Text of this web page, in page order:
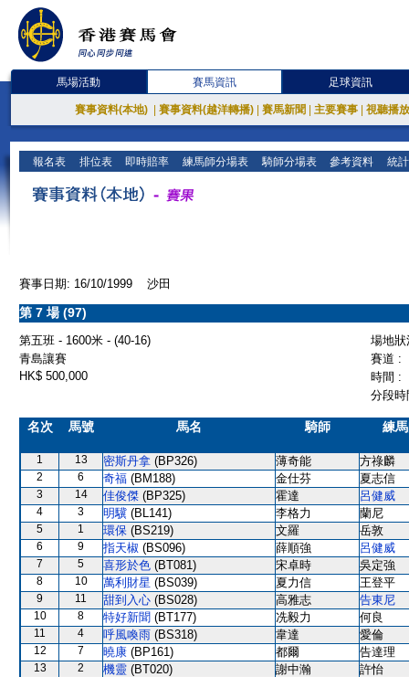
馬場活動 賽馬資訊 足球資訊
賽事資料(本地) 賽事資料(越洋轉播) 賽馬新聞 主要賽事 視聽播
報名表 排位表 即時賠率 練馬師分場表 騎師分場表 參考資料 統
賽事日期: 16/10/1999 沙田
第 7 場 (97)
第五班 - 1600米 - (40-16)
場地
青島讓賽
賽道 :
HK$ 500,000
時間 :
分段
名次 馬號 馬名 騎師 練
1 13 密斯丹拿 (BP326) 薄奇能 方祿麟
2 6 奇福 (BM188) 金仕芬 夏志信
3 14 佳俊傑 (BP325) 霍達 呂健威
4 3 明驥 (BL141) 李格力 蘭尼
5 1 環保 (BS219) 文羅 岳敦
6 9 指天椒 (BS096) 薛順強 呂健威
7 5 喜形於色 (BT081) 宋卓時 吳定強
8 10 萬利財星 (BS039) 夏力信 王登平
9 11 甜到入心 (BS028) 高雅志 告東尼
10 8 特好新聞 (BT177) 冼毅力 何良
11 4 呼風喚雨 (BS318) 韋達 愛倫
12 7 曉康 (BP161) 都爾 告達理
13 2 機靈 (BT020) 謝中瀚 許怡